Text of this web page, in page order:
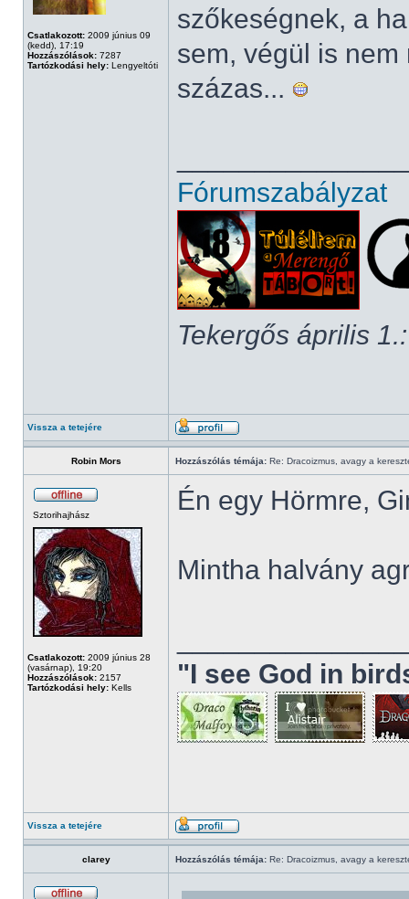
Csatlakozott: 2009 június 09
(kedd), 17:19
Hozzászólások: 7287
Tartózkodási hely: Lengyeltóti
szőkeségnek, a
sem, végül is
százas...
Fórumszabályzat
Tekergős április 1.:
Vissza a tetejére
Robin Mors Hozzászólás témája: Re: Dracoizmus, avagy a
Sztorihajhász
Csatlakozott: 2009 június 28
(vasárnap), 19:20
Hozzászólások: 2157
Tartózkodási hely: Kells
Én egy Hörmre,
Mintha halvány
"I see God in
Vissza a tetejére
clarey Hozzászólás témája: Re: Dracoizmus, avagy a